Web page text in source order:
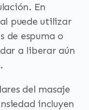
En
puede utilizar
de espuma o
a liberar aún
del masaje
incluyen